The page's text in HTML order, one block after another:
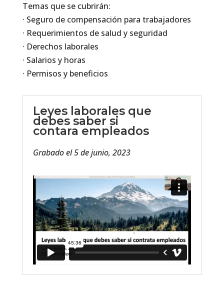
Temas que se cubrirán:
· Seguro de compensación para trabajadores
· Requerimientos de salud y seguridad
· Derechos laborales
· Salarios y horas
· Permisos y beneficios
Leyes laborales que
debes saber si
contara empleados
Grabado el 5 de junio, 2023